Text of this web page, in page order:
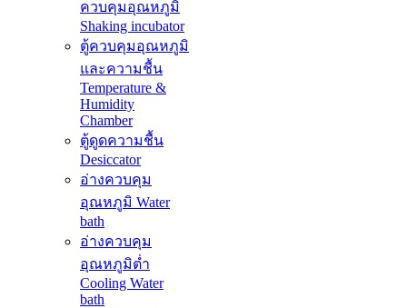
ควบคุมอุณหภูมิ
Shaking incubator
ตู้ควบคุมอุณหภูมิ
และความชื้น
Temperature &
Humidity
Chamber
ตู้ดูดความชื้น
Desiccator
อ่างควบคุม
อุณหภูมิ Water
bath
อ่างควบคุม
อุณหภูมิต่ำ
Cooling Water
bath